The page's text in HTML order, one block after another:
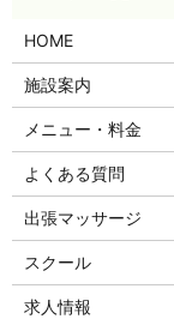
HOME
施設案内
メニュー・料金
よくある質問
出張マッサージ
スクール
求人情報